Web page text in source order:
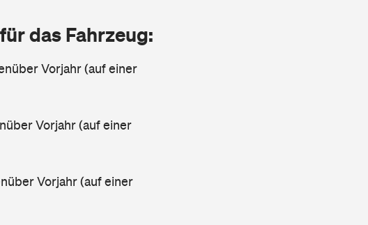
das Fahrzeug:
Vorjahr (auf einer
Vorjahr (auf einer
Vorjahr (auf einer